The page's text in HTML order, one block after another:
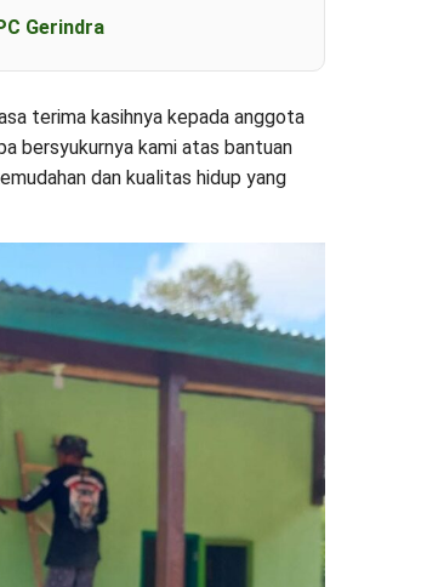
Gerindra
terima kasihnya kepada anggota
bersyukurnya kami atas bantuan
dan kualitas hidup yang